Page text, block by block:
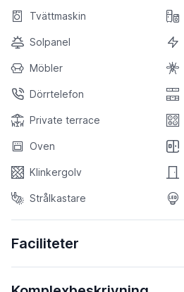
Tvättmaskin
Solpanel
Möbler
Dörrtelefon
Private terrace
Oven
Klinkergolv
Strålkastare
Faciliteter